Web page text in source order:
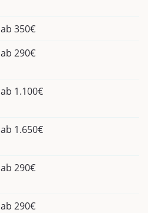
ab 350€
ab 290€
ab 1.100€
ab 1.650€
ab 290€
ab 290€